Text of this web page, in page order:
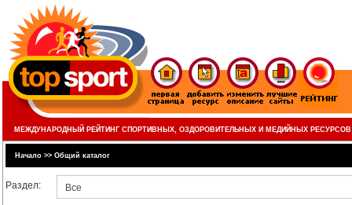
МЕЖДУНАРОДНЫЙ РЕЙТИНГ СПОРТИВНЫХ, ОЗДОРОВИТЕЛЬНЫХ И МЕДИЙНЫХ РЕСУРСОВ
Начало >> Общий каталог
Раздел: Все